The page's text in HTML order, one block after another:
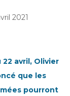
2021
avril, Olivier
que les
pourront